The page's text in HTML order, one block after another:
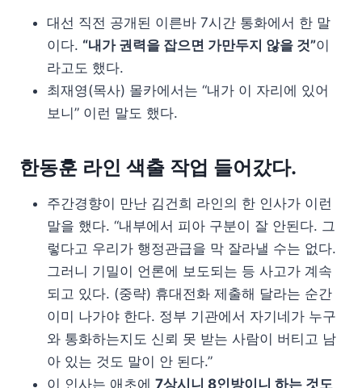
대선 직전 공개된 이른바 7시간 통화에서 한 말
이다. “내가 권력을 잡으면 가만두지 않을 것”이
라고도 했다.
최재영(목사) 몰카에서는 “내가 이 자리에 있어
보니” 이런 말도 했다.
한동훈 라인 색출 작업 들어갔다.
주간경향이 만난 김건희 라인의 한 인사가 이런
말을 했다. “내부에서 피아 구분이 잘 안된다. 그
렇다고 우리가 행정관급을 막 잘라낼 수는 없다.
그러니 기밀이 언론에 보도되는 등 사고가 계속
되고 있다. (중략) 휴대전화 제출해 달라는 순간
이미 나가야 한다. 정부 기관에서 자기네가 누구
와 통화하는지도 신뢰 못 받는 사람이 버티고 남
아 있는 것도 말이 안 된다.”
이 인사는 애초에 7상시니 8인방이니 하는 것도